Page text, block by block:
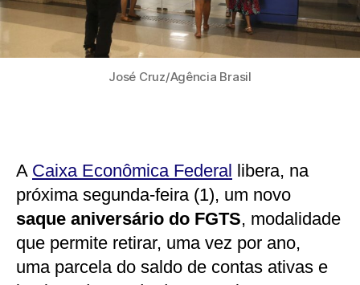
José Cruz/Agência Brasil
A Caixa Econômica Federal libera, na
próxima segunda-feira (1), um novo
saque aniversário do FGTS, modalidade
que permite retirar, uma vez por ano,
uma parcela do saldo de contas ativas e